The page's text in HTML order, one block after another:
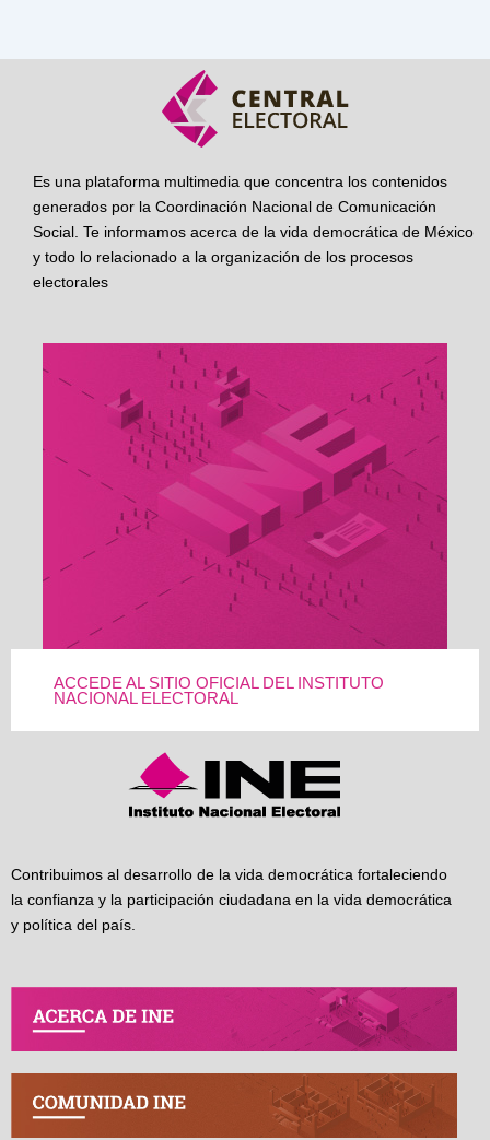
Es una plataforma multimedia que concentra los contenidos
generados por la Coordinación Nacional de Comunicación
Social. Te informamos acerca de la vida democrática de México
y todo lo relacionado a la organización de los procesos
electorales
ACCEDE AL SITIO OFICIAL DEL INSTITUTO
NACIONAL ELECTORAL
Contribuimos al desarrollo de la vida democrática fortaleciendo
la confianza y la participación ciudadana en la vida democrática
y política del país.